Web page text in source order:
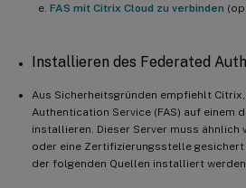
FAS mit Citrix Cloud zu verbinden
Installieren des Federated
Aus Sicherheitsgründen empfiehlt
Authentication Service (FAS) auf einem
installieren. Dieser Server muss ähnlich
oder eine Zertifizierungsstelle gesichert
der folgenden Quellen installiert